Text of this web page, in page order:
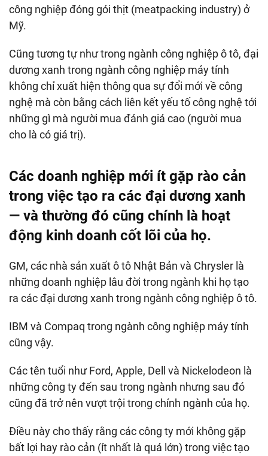
công nghiệp đóng gói thịt (meatpacking industry) ở
Mỹ.
Cũng tương tự như trong ngành công nghiệp ô tô, đại
dương xanh trong ngành công nghiệp máy tính
không chỉ xuất hiện thông qua sự đổi mới về công
nghệ mà còn bằng cách liên kết yếu tố công nghệ tới
những gì mà người mua đánh giá cao (người mua
cho là có giá trị).
Các doanh nghiệp mới ít gặp rào cản
trong việc tạo ra các đại dương xanh
— và thường đó cũng chính là hoạt
động kinh doanh cốt lõi của họ.
GM, các nhà sản xuất ô tô Nhật Bản và Chrysler là
những doanh nghiệp lâu đời trong ngành khi họ tạo
ra các đại dương xanh trong ngành công nghiệp ô tô.
IBM và Compaq trong ngành công nghiệp máy tính
cũng vậy.
Các tên tuổi như Ford, Apple, Dell và Nickelodeon là
những công ty đến sau trong ngành nhưng sau đó
cũng đã trở nên vượt trội trong chính ngành của họ.
Điều này cho thấy rằng các công ty mới không gặp
bất lợi hay rào cản (ít nhất là quá lớn) trong việc tạo